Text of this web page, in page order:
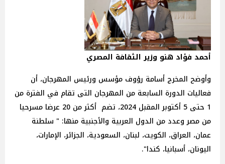
أحمد فؤاد هنو وزير الثقافة المصري
وأوضح المخرج أسامة رؤوف مؤسس ورئيس المهرجان، أن
فعاليات الدورة السابعة من المهرجان التى تقام في الفترة من
1 حتى 5 أكتوبر المقبل 2024، تضم أكثر من 20 عرضا مسرحيا
من مصر وعدد من الدول العربية والأجنبية منها: " سلطنة
عمان، العراق، الكويت، لبنان، السعودية، الجزائر، الإمارات،
اليونان، أسبانيا، كندا".